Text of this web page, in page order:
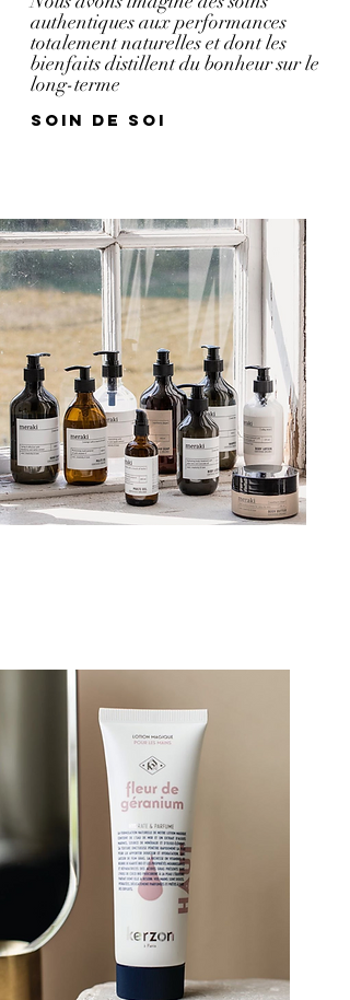
authentiques aux performances
totalement naturelles et dont les
bienfaits distillent du bonheur sur le
long-terme
Soin de soi